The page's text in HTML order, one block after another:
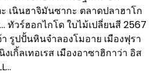
ะ เนินฮาจิมันซากะ ตลาดปลาฮาโก
ทัวร์ฮอกไกโด ใบไม้เปลี่ยนสี 2567
รูปปั้นหินจำลองโมอาย เมืองฟุรา
กิ้ลเทอเรส เมืองอาซาฮิกาว่า อิส